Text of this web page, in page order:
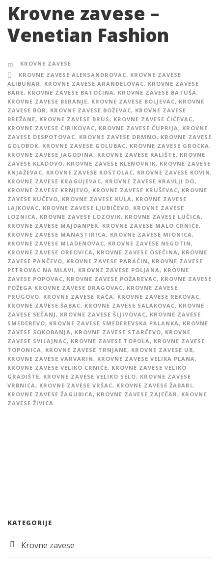
Krovne zavese –
Venetian Fashion
KROVNE ZAVESE
KROVNE ZAVESE ALEKSANDROVAC, KROVNE ZAVESE
ALIBUNAR, KROVNE ZAVESE ARANĐELOVAC, KROVNE ZAVESE
BARE, KROVNE ZAVESE BATOČINA, KROVNE ZAVESE BATUŠA,
KROVNE ZAVESE BERANJE, KROVNE ZAVESE BOLJEVAC, KROVNE
ZAVESE BOR, KROVNE ZAVESE BOŽEVAC, KROVNE ZAVESE
BREŽANE, KROVNE ZAVESE BRUS, KROVNE ZAVESE ĆIĆEVAC,
KROVNE ZAVESE ĆIRIKOVAC, KROVNE ZAVESE ĆUPRIJA, KROVNE
ZAVESE DESPOTOVAC, KROVNE ZAVESE DRMNO, KROVNE ZAVESE
GOLOBOK, KROVNE ZAVESE GOLUBAC, KROVNE ZAVESE GROCKA,
KROVNE ZAVESE JAGODINA, KROVNE ZAVESE KALIŠTE, KROVNE
ZAVESE KLADOVO, KROVNE ZAVESE KLENOVNIK, KROVNE ZAVESE
KNJAŽEVAC, KROVNE ZAVESE KOSTOLAC, KROVNE ZAVESE KOVIN,
KROVNE ZAVESE KRAGUJEVAC, KROVNE ZAVESE KRAVLJI DO,
KROVNE ZAVESE KRNJEVO, KROVNE ZAVESE KRUŠEVAC, KROVNE
ZAVESE KUČEVO, KROVNE ZAVESE KULA, KROVNE ZAVESE
LAJKOVAC, KROVNE ZAVESE LJUBIČEVO, KROVNE ZAVESE
LOZNICA, KROVNE ZAVESE LOZOVIK, KROVNE ZAVESE LUČICA,
KROVNE ZAVESE MAJDANPEK, KROVNE ZAVESE MALO CRNIĆE,
KROVNE ZAVESE MANASTIRICA, KROVNE ZAVESE MIONICA,
KROVNE ZAVESE MLADENOVAC, KROVNE ZAVESE NEGOTIN,
KROVNE ZAVESE OREOVICA, KROVNE ZAVESE OSEČINA, KROVNE
ZAVESE PANČEVO, KROVNE ZAVESE PARAĆIN, KROVNE ZAVESE
PETROVAC NA MLAVI, KROVNE ZAVESE POLJANA, KROVNE
ZAVESE POPOVAC, KROVNE ZAVESE POŽAREVAC, KROVNE ZAVESE
POŽEGA KROVNE ZAVESE DRAGOVAC, KROVNE ZAVESE
PRUGOVO, KROVNE ZAVESE RAČA, KROVNE ZAVESE REKOVAC,
KROVNE ZAVESE ŠABAC, KROVNE ZAVESE SALAKOVAC, KROVNE
ZAVESE SEČANJ, KROVNE ZAVESE ŠLJIVOVAC, KROVNE ZAVESE
SMEDEREVO, KROVNE ZAVESE SMEDEREVSKA PALANKA, KROVNE
ZAVESE SOKOBANJA, KROVNE ZAVESE STARČEVO, KROVNE
ZAVESE SVILAJNAC, KROVNE ZAVESE TOPOLA, KROVNE ZAVESE
TOPONICA, KROVNE ZAVESE TRNJANE, KROVNE ZAVESE UB,
KROVNE ZAVESE VARVARIN, KROVNE ZAVESE VELIKA PLANA,
KROVNE ZAVESE VELIKO CRNIĆE, KROVNE ZAVESE VELIKO
GRADIŠTE, KROVNE ZAVESE VELIKO SELO, KROVNE ZAVESE
VRBNICA, KROVNE ZAVESE VRŠAC, KROVNE ZAVESE ŽABARI,
KROVNE ZAVESE ŽAGUBICA, KROVNE ZAVESE ZAJEČAR, KROVNE
ZAVESE ŽIVICA
KATEGORIJE
Krovne zavese